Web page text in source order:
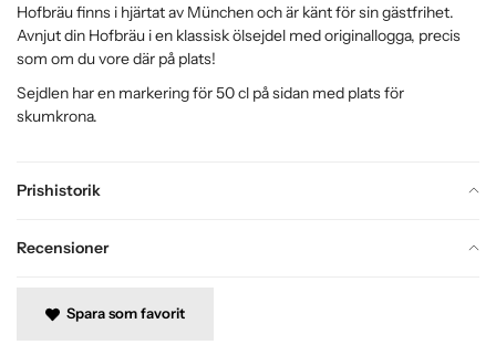
Prishistorik
Recensioner
Hofbräu finns i hjärtat av München och är känt för sin gästfrihet.
Avnjut din Hofbräu i en klassisk ölsejdel med originallogga, precis
som om du vore där på plats!
Sejdlen har en markering för 50 cl på sidan med plats för
skumkrona.
Spara som favorit